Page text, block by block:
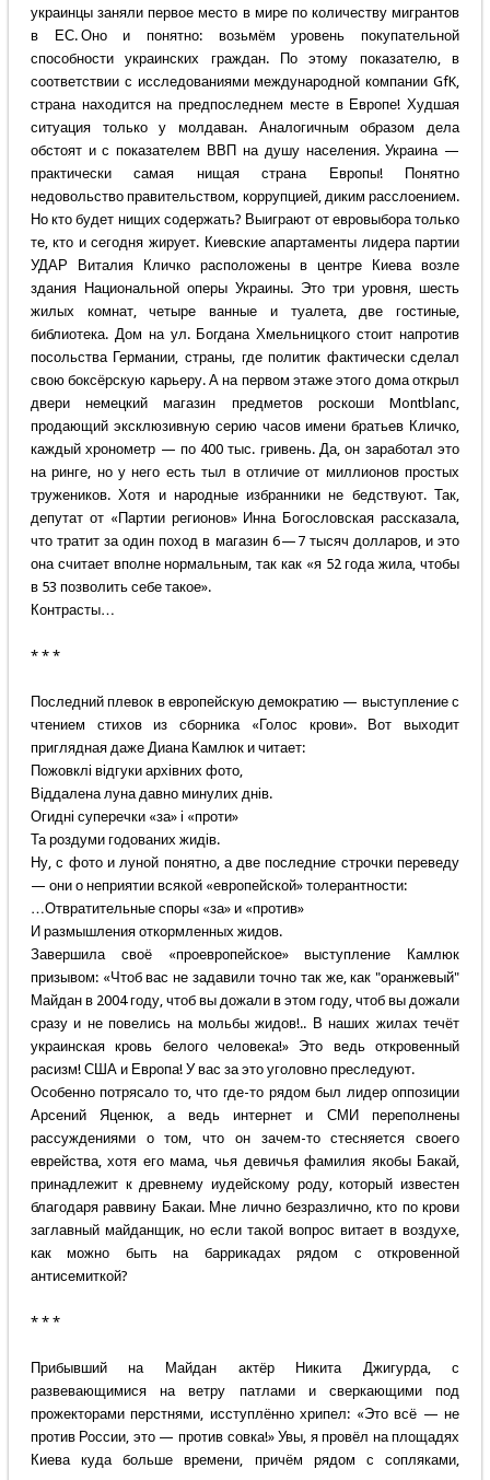
украинцы заняли первое место в мире по количеству мигрантов
в ЕС. Оно и понятно: возьмём уровень покупательной
способности украинских граждан. По этому показателю, в
соответствии с исследованиями международной компании GfK,
страна находится на предпоследнем месте в Европе! Худшая
ситуация только у молдаван. Аналогичным образом дела
обстоят и с показателем ВВП на душу населения. Украина —
практически самая нищая страна Европы! Понятно
недовольство правительством, коррупцией, диким расслоением.
Но кто будет нищих содержать? Выиграют от евровыбора только
те, кто и сегодня жирует. Киевские апартаменты лидера партии
УДАР Виталия Кличко расположены в центре Киева возле
здания Национальной оперы Украины. Это три уровня, шесть
жилых комнат, четыре ванные и туалета, две гостиные,
библиотека. Дом на ул. Богдана Хмельницкого стоит напротив
посольства Германии, страны, где политик фактически сделал
свою боксёрскую карьеру. А на первом этаже этого дома открыл
двери немецкий магазин предметов роскоши Montblanc,
продающий эксклюзивную серию часов имени братьев Кличко,
каждый хронометр — по 400 тыс. гривень. Да, он заработал это
на ринге, но у него есть тыл в отличие от миллионов простых
тружеников. Хотя и народные избранники не бедствуют. Так,
депутат от «Партии регионов» Инна Богословская рассказала,
что тратит за один поход в магазин 6 — 7 тысяч долларов, и это
она считает вполне нормальным, так как «я 52 года жила, чтобы
в 53 позволить себе такое».
Контрасты…
* * *
Последний плевок в европейскую демократию — выступление с
чтением стихов из сборника «Голос крови». Вот выходит
приглядная даже Диана Камлюк и читает:
Пожовклі відгуки архівних фото,
Віддалена луна давно минулих днів.
Огидні суперечки «за» і «проти»
Та роздуми годованих жидів.
Ну, с фото и луной понятно, а две последние строчки переведу
— они о неприятии всякой «европейской» толерантности:
…Отвратительные споры «за» и «против»
И размышления откормленных жидов.
Завершила своё «проевропейское» выступление Камлюк
призывом: «Чтоб вас не задавили точно так же, как "оранжевый"
Майдан в 2004 году, чтоб вы дожали в этом году, чтоб вы дожали
сразу и не повелись на мольбы жидов!.. В наших жилах течёт
украинская кровь белого человека!» Это ведь откровенный
расизм! США и Европа! У вас за это уголовно преследуют.
Особенно потрясало то, что где-то рядом был лидер оппозиции
Арсений Яценюк, а ведь интернет и СМИ переполнены
рассуждениями о том, что он зачем-то стесняется своего
еврейства, хотя его мама, чья девичья фамилия якобы Бакай,
принадлежит к древнему иудейскому роду, который известен
благодаря раввину Бакаи. Мне лично безразлично, кто по крови
заглавный майданщик, но если такой вопрос витает в воздухе,
как можно быть на баррикадах рядом с откровенной
антисемиткой?
* * *
Прибывший на Майдан актёр Никита Джигурда, с
развевающимися на ветру патлами и сверкающими под
прожекторами перстнями, исступлённо хрипел: «Это всё — не
против России, это — против совка!» Увы, я провёл на площадях
Киева куда больше времени, причём рядом с сопляками,